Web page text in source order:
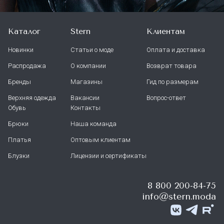
Каталог
Новинки
Распродажа
Бренды
Верхняя одежда
Обувь
Брюки
Платья
Блузки
Stern
Статьи о моде
О компании
Магазины
Вакансии
Контакты
Наша команда
Оптовым клиентам
Лицензии и сертификаты
Клиентам
Оплата и доставка
Возврат товара
Гид по размерам
Вопрос-ответ
8 800 200-84-75
info@stern.moda